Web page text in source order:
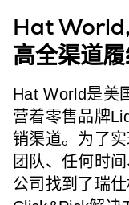
Hat
高全渠道
Hat World是美
营着零售品牌
销渠道。为了
团队、任何时
公司找到了瑞